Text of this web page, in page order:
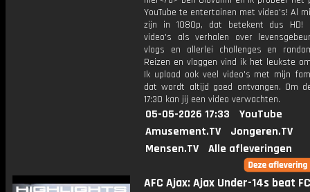
YouTube te entertainen met video's! Al
zijn in 1080p, dat betekent dus HD!
video's als verhalen over
vlogs en allerlei challenges en
Reizen en vloggen vind ik het leukste
Ik upload ook veel video's met mijn
dat wordt altijd goed ontvangen. Om
17:30 kan jij een video verwachten.
05-05-2026 17:33
YouTube
Amusement.TV
Jongeren.TV
Mensen.TV
Alle afleveringen
AFC Ajax: Ajax Under-14s beat FC